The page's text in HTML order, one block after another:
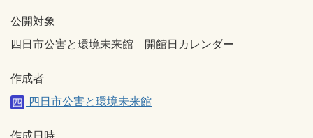
公開対象
四日市公害と環境未来館 開館日カレンダー
作成者
四日市公害と環境未来館
作成日時